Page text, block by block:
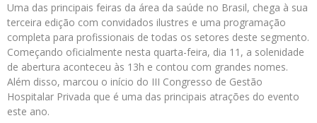
Uma das principais feiras da área da saúde no Brasil, chega à sua
terceira edição com convidados ilustres e uma programação
completa para profissionais de todas os setores deste segmento.
Começando oficialmente nesta quarta-feira, dia 11, a solenidade
de abertura aconteceu às 13h e contou com grandes nomes.
Além disso, marcou o início do III Congresso de Gestão
Hospitalar Privada que é uma das principais atrações do evento
este ano.